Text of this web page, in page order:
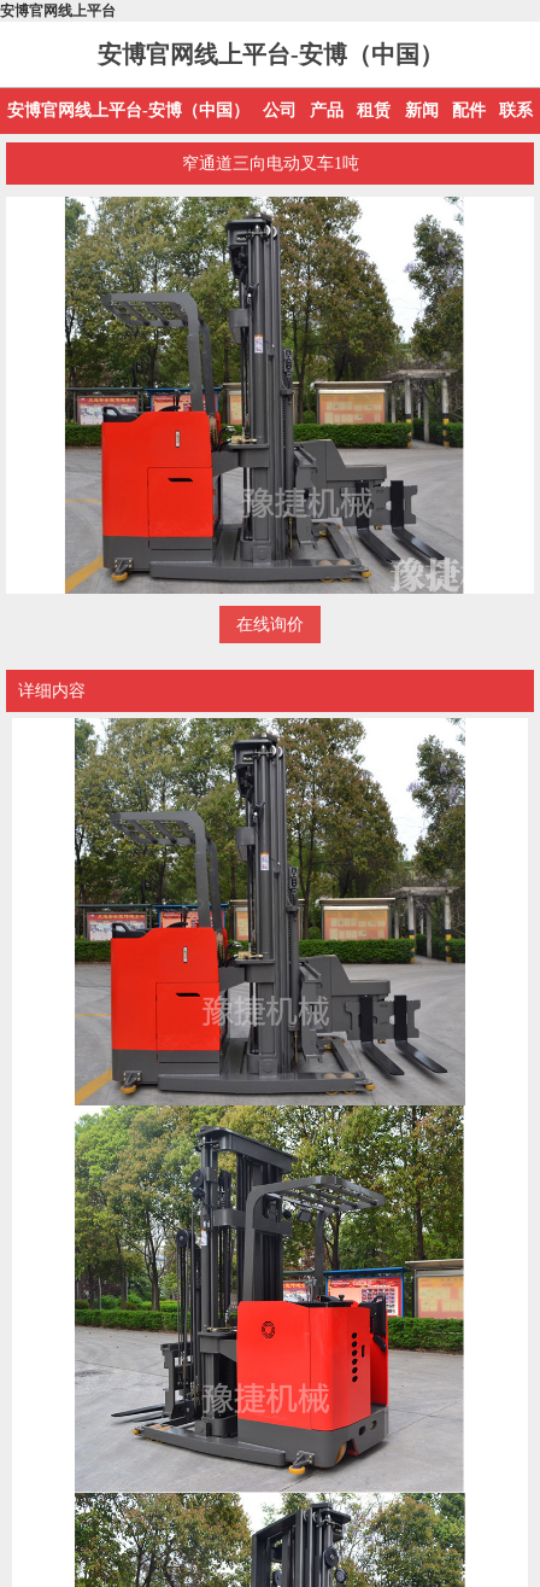
安博官网线上平台
安博官网线上平台-安博（中国）
安博官网线上平台-安博（中国） 公司 产品 租赁 新闻 配件 联系
窄通道三向电动叉车1吨
在线询价
详细内容